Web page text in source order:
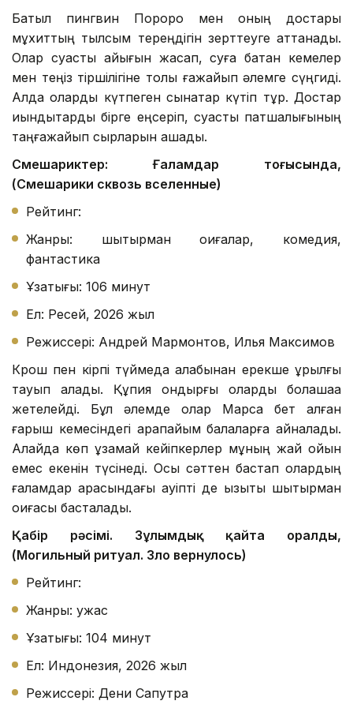
Батыл пингвин Пороро мен оның достары
мұхиттың тылсым тереңдігін зерттеуге аттанады.
Олар суасты қайығын жасап, суға батқан кемелер
мен теңіз тіршілігіне толы ғажайып әлемге сүңгиді.
Алда оларды күтпеген сынақтар күтіп тұр. Достар
қиындықтарды бірге еңсеріп, суасты патшалығының
таңғажайып сырларын ашады.
Смешариктер: Ғаламдар тоғысында,
(Смешарики сквозь вселенные)
Рейтинг:
Жанры: шытырман оқиғалар, комедия,
фантастика
Ұзақтығы: 106 минут
Ел: Ресей, 2026 жыл
Режиссері: Андрей Мармонтов, Илья Максимов
Крош пен кірпі түймедақ алқабынан ерекше құрылғы
тауып алады. Құпия қондырғы оларды болашаққа
жетелейді. Бұл әлемде олар Марсқа бет алған
ғарыш кемесіндегі қарапайым балаларға айналады.
Алайда көп ұзамай кейіпкерлер мұның жай ойын
емес екенін түсінеді. Осы сәттен бастап олардың
ғаламдар арасындағы қауіпті де қызықты шытырман
оқиғасы басталады.
Қабір рәсімі. Зұлымдық қайта оралды,
(Могильный ритуал. Зло вернулось)
Рейтинг:
Жанры: ужас
Ұзақтығы: 104 минут
Ел: Индонезия, 2026 жыл
Режиссері: Дени Сапутра